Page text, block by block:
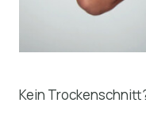
Kein